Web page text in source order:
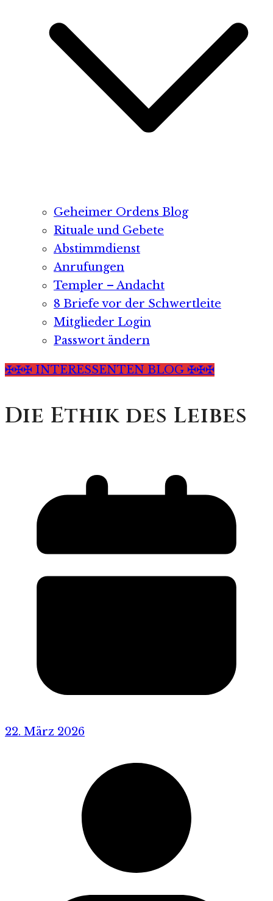
Geheimer Ordens Blog
Rituale und Gebete
Abstimmdienst
Anrufungen
Templer – Andacht
8 Briefe vor der Schwertleite
Mitglieder Login
Passwort ändern
✠✠✠ INTERESSENTEN BLOG ✠✠✠
Die Ethik des Leibes
22. März 2026